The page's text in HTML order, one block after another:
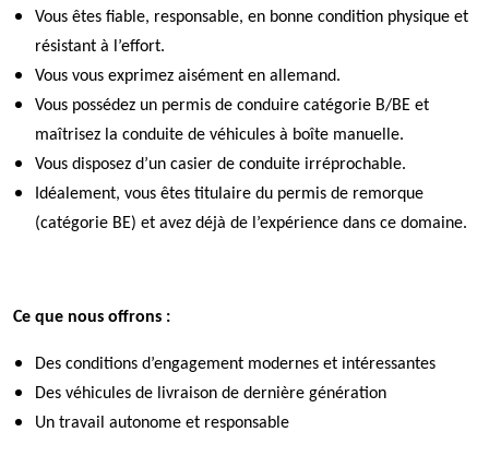
Vous êtes fiable, responsable, en bonne condition physique et
résistant à l’effort.
Vous vous exprimez aisément en allemand.
Vous possédez un permis de conduire catégorie B/BE et
maîtrisez la conduite de véhicules à boîte manuelle.
Vous disposez d’un casier de conduite irréprochable.
Idéalement, vous êtes titulaire du permis de remorque
(catégorie BE) et avez déjà de l’expérience dans ce domaine.
Ce que nous offrons :
Des conditions d’engagement modernes et intéressantes
Des véhicules de livraison de dernière génération
Un travail autonome et responsable